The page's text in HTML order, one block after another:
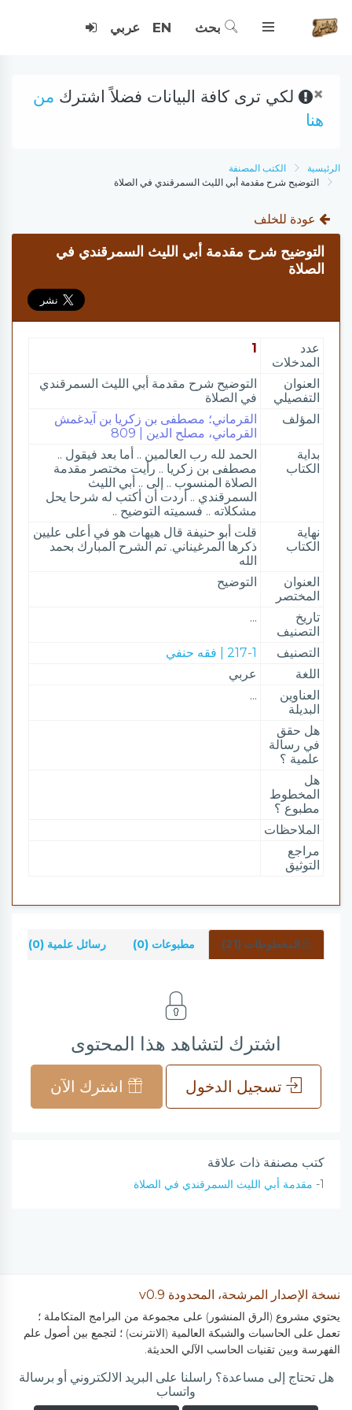
بحث EN عربي
× لكي ترى كافة البيانات فضلاً اشترك من
هنا
الرئيسية
الكتب المصنفة
التوضيح شرح مقدمة أبي الليث السمرقندي في الصلاة
عودة للخلف
التوضيح شرح مقدمة أبي الليث السمرقندي في
الصلاة
عدد
المدخلات
1
العنوان
التفصيلي
التوضيح شرح مقدمة أبي الليث السمرقندي
في الصلاة
المؤلف
القرماني؛ مصطفى بن زكريا بن آيدغمش
القرماني، مصلح الدين | 809
بداية
الكتاب
الحمد لله رب العالمين .. أما بعد فيقول ..
مصطفى بن زكريا .. رأيت مختصر مقدمة
الصلاة المنسوب .. إلى .. أبي الليث
السمرقندي .. أردت أن أكتب له شرحا يحل
مشكلاته .. فسميته التوضيح ..
نهاية
الكتاب
قلت أبو حنيفة قال هيهات هو في أعلى عليين
ذكرها المرغيناني. تم الشرح المبارك بحمد
الله
العنوان
المختصر
التوضيح
تاريخ
التصنيف
...
التصنيف
217-1 | فقه حنفي
اللغة
عربي
العناوين
البديلة
...
هل حقق
في رسالة
علمية ؟
هل
المخطوط
مطبوع ؟
الملاحظات
مراجع
التوثيق
المخطوطات (21) مطبوعات (0) رسائل علمية (0)
اشترك لتشاهد هذا المحتوى
تسجيل الدخول اشترك الآن
كتب مصنفة ذات علاقة
1- مقدمة أبي الليث السمرقندي في الصلاة
نسخة الإصدار المرشحة، المحدودة v0.9
يحتوي مشروع (الرق المنشور) على مجموعة من البرامج المتكاملة ؛
تعمل على الحاسبات والشبكة العالمية (الانترنت) ؛ لتجمع بين أصول علم
الفهرسة وبين تقنيات الحاسب الآلي الحديثة.
هل تحتاج إلى مساعدة؟ راسلنا على البريد الالكتروني أو برسالة
واتساب